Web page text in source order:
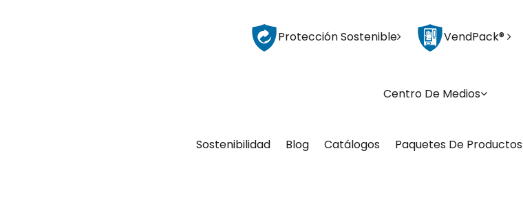
Protección Sostenible VendPack®
Sostenibilidad
Centro De Medios
Blog Catálogos Paquetes De Productos